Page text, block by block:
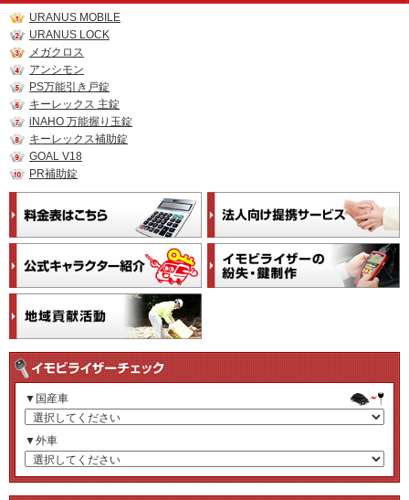
URANUS MOBILE
URANUS LOCK
メガクロス
アンシモン
PS万能引き戸錠
キーレックス 主錠
iNAHO 万能握り玉錠
キーレックス補助錠
GOAL V18
PR補助錠
▼国産車
▼外車